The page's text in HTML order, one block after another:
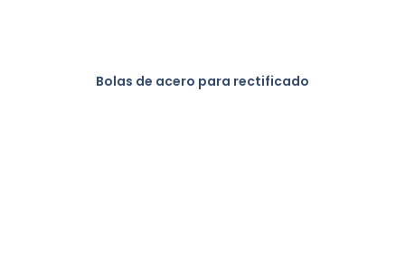
Bolas de acero para rectificado